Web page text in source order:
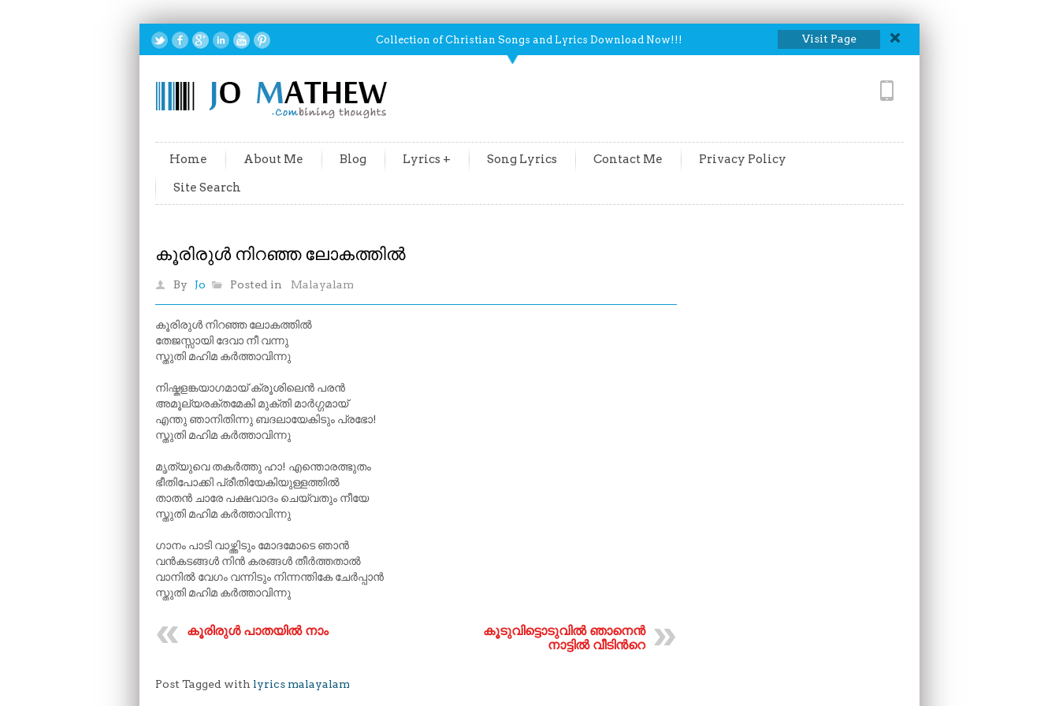
Collection of Christian Songs and Lyrics Download Now!!! Visit Page
Home About Me Blog Lyrics + Song Lyrics Contact Me
Privacy Policy
Site Search
കൂരിരുൾ നിറഞ്ഞ ലോകത്തിൽ
By Jo Posted in Malayalam
കൂരിരുൾ നിറഞ്ഞ ലോകത്തിൽ
തേജസ്സായി ദേവാ നീ വന്നു
സ്തുതി മഹിമ കർത്താവിന്നു
നിഷ്കളങ്കയാഗമായ് ക്രൂശിലെൻ പരൻ
അമൂല്യരക്തമേകി മുക്തി മാർഗ്ഗമായ്
എന്തു ഞാനിതിന്നു ബദലായേകിടും പ്രഭോ!
സ്തുതി മഹിമ കർത്താവിന്നു
മൃത്യുവെ തകർത്തു ഹാ! എന്തൊരത്ഭുതം
ഭീതിപോക്കി പ്രീതിയേകിയുള്ളത്തിൽ
താതൻ ചാരേ പക്ഷവാദം ചെയ്‌വതും നീയേ
സ്തുതി മഹിമ കർത്താവിന്നു
ഗാനം പാടി വാഴ്ത്തിടും മോദമോടെ ഞാൻ
വൻകടങ്ങൾ നിൻ കരങ്ങൾ തീർത്തതാൽ
വാനിൽ വേഗം വന്നിടും നിന്നന്തികേ ചേർപ്പാൻ
സ്തുതി മഹിമ കർത്താവിന്നു
കൂരിരുൾ പാതയിൽ നാം
കൂടുവിട്ടൊടുവിൽ ഞാനെൻ
നാട്ടിൽ വീടിന്‍റെ
Post Tagged with lyrics malayalam